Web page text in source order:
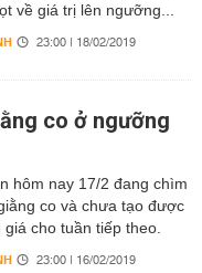
về giá trị lên ngưỡng...
23:00 | 18/02/2019
co ở ngưỡng
hôm nay 17/2 đang chìm
co và chưa tạo được
cho tuần tiếp theo.
23:00 | 16/02/2019